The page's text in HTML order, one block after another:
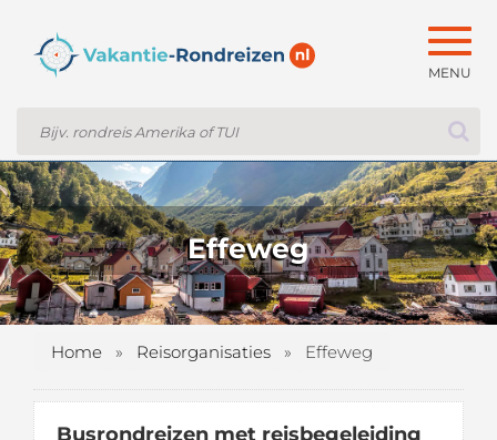
Effeweg
Home » Reisorganisaties » Effeweg
Busrondreizen met reisbegeleiding